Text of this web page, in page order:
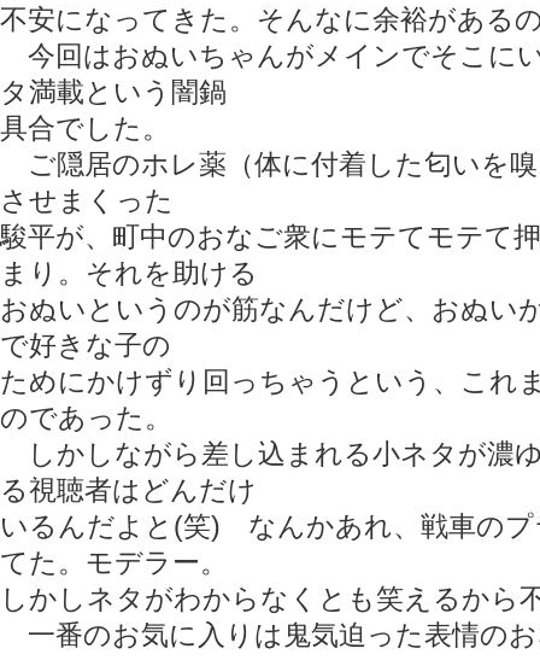
不安になってきた。そんなに余裕がある
今回はおぬいちゃんがメインでそこに
タ満載という闇鍋
具合でした。
ご隠居のホレ薬（体に付着した匂いを
させまくった
駿平が、町中のおなご衆にモテてモテて
まり。それを助ける
おぬいというのが筋なんだけど、おぬい
で好きな子の
ためにかけずり回っちゃうという、これ
のであった。
しかしながら差し込まれる小ネタが濃
る視聴者はどんだけ
いるんだよと(笑) なんかあれ、戦車の
てた。モデラー。
しかしネタがわからなくとも笑えるから
一番のお気に入りは鬼気迫った表情の